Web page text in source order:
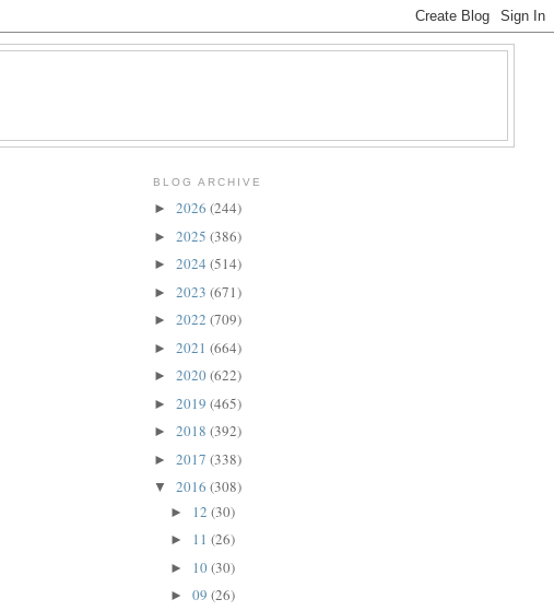
BLOG ARCHIVE
► 2026 (244)
► 2025 (386)
► 2024 (514)
► 2023 (671)
► 2022 (709)
► 2021 (664)
► 2020(622)
► 2019 (465)
► 2018 (392)
► 2017 (338)
▼ 2016 (308)
► 12(30)
► 11(26)
► 10(30)
►09(26)